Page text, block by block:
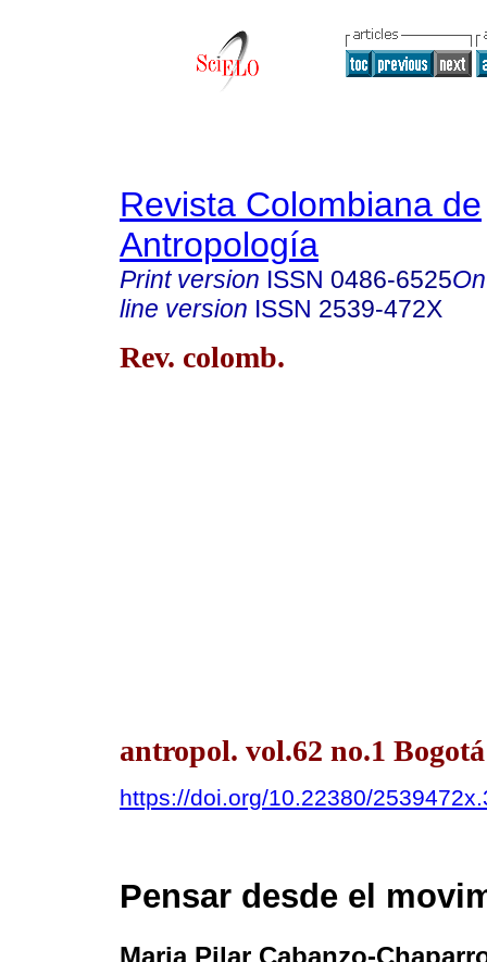
Revista Colombiana de
Antropología
Print version ISSN 0486-6525
line version ISSN 2539-472X
Rev. colomb.
antropol. vol.62 no.1
https://doi.org/10.22380/
Pensar desde el
Maria Pilar Cabanzo-